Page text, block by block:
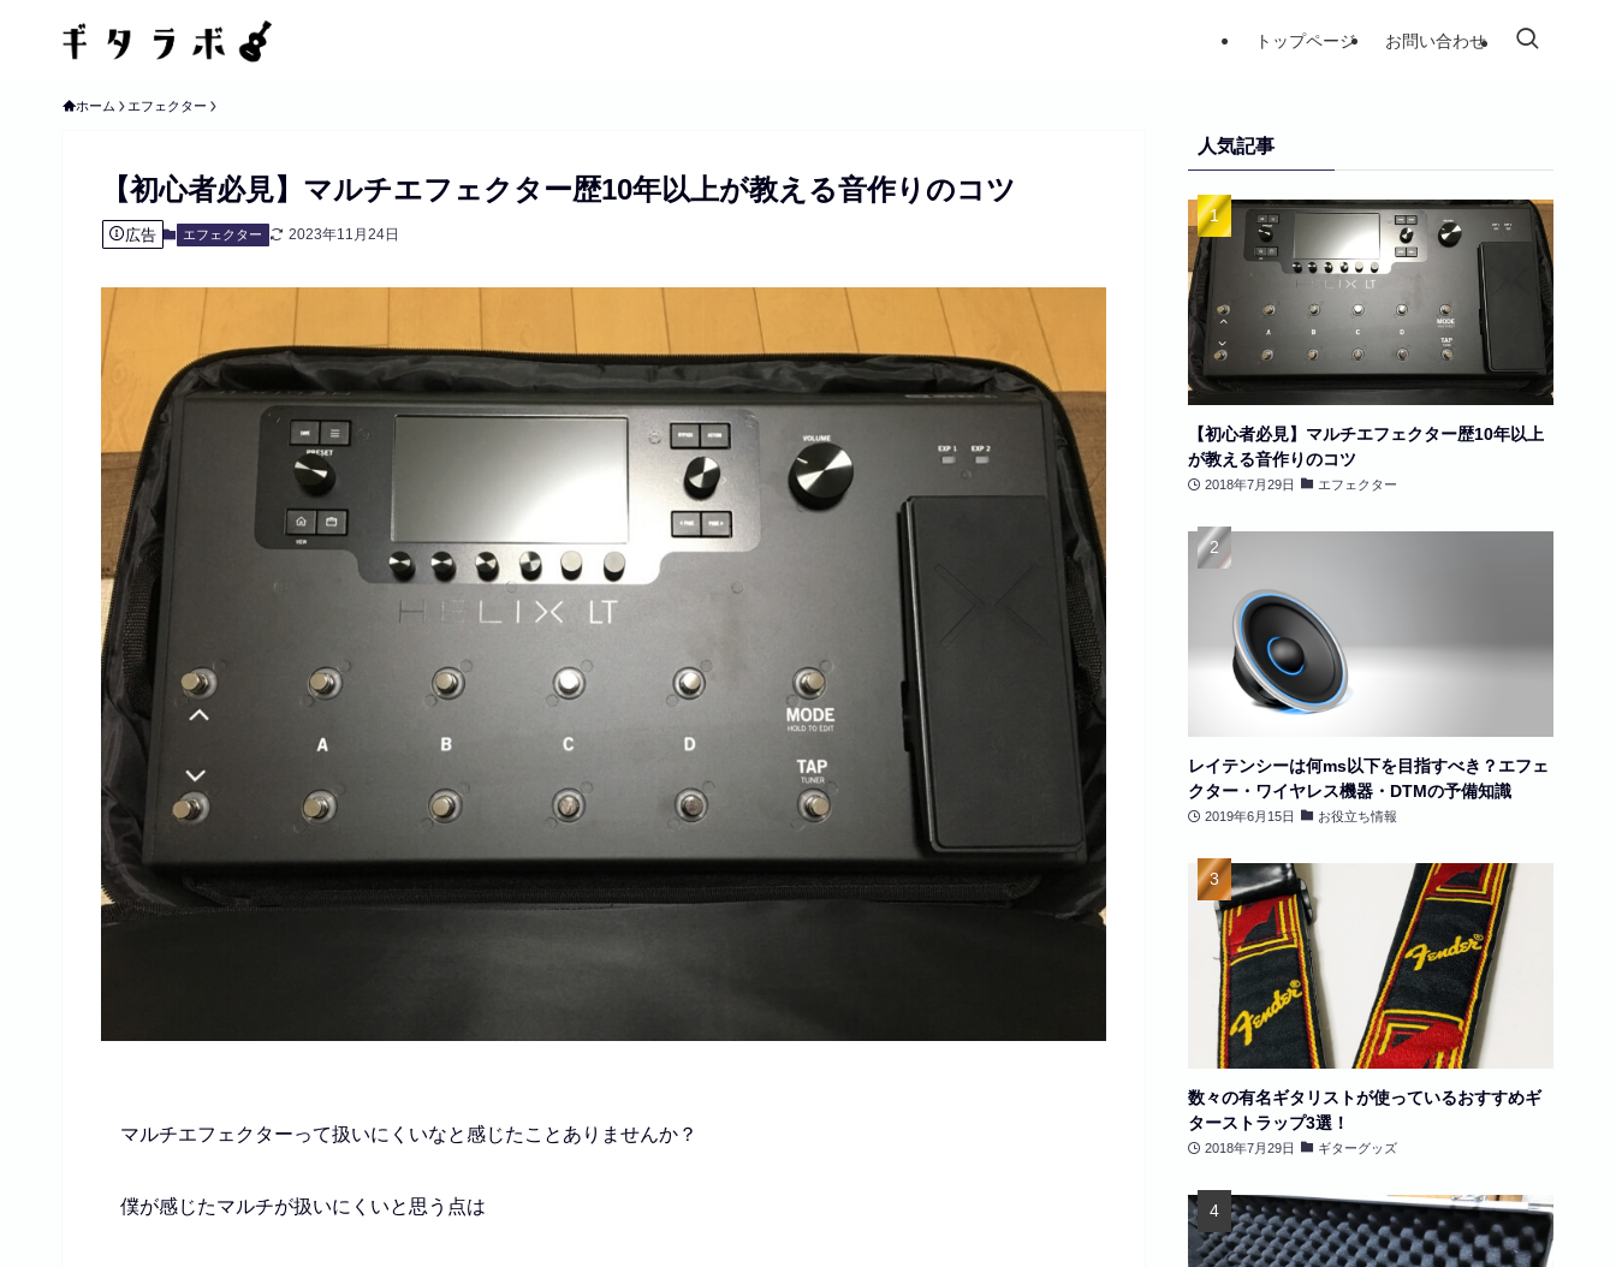
トップページ お問い合わせ
ホーム エフェクター
【初心者必見】マルチエフェクター歴10年以上が教える音作りのコツ
広告 エフェクター 2023年11月24日
マルチエフェクターって扱いにくいなと感じたことありませんか？
僕が感じたマルチが扱いにくいと思う点は
人気記事
【初心者必見】マルチエフェクター歴10年以上
が教える音作りのコツ
2018年7月29日 エフェクター
レイテンシーは何ms以下を目指すべき？エフェ
クター・ワイヤレス機器・DTMの予備知識
2019年6月15日 お役立ち情報
数々の有名ギタリストが使っているおすすめギ
ターストラップ3選！
2018年7月29日 ギターグッズ